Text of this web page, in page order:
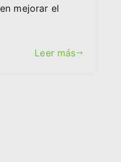
mejorar el
Leer más